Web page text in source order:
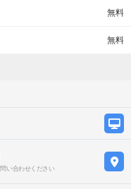
無料
無料
い合わせください